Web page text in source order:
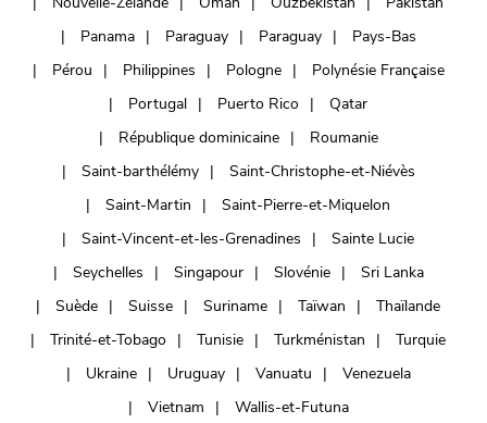
Panama
Paraguay Paraguay
Pays-Bas
Pérou
Philippines Pologne
Polynésie Française
Portugal
Puerto Rico
Qatar
République dominicaine
Roumanie
Saint-barthélémy
Saint-Christophe-et-Niévès
Saint-Martin
Saint-Pierre-et-Miquelon
Saint-Vincent-et-les-Grenadines
Sainte Lucie
Seychelles
Singapour Slovénie
Sri Lanka
Suède
Suisse Suriname Taïwan
Thaïlande
Trinité-et-Tobago
Tunisie Turkménistan
Turquie
Ukraine
Uruguay Vanuatu
Venezuela
Vietnam
Wallis-et-Futuna